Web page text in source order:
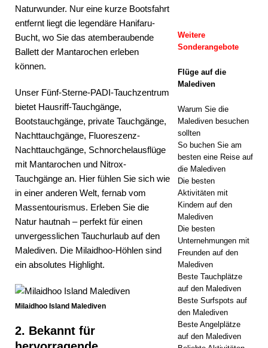
All-
Reisen
STERNE-
RESORTS
2026 ]
Wie Sie
ein
Luxushote
Malediven
Naturwunder. Nur eine kurze Bootsfahrt
entfernt liegt die legendäre Hanifaru-
Bucht, wo Sie das atemberaubende
Ballett der Mantarochen erleben
können.
Unser Fünf-Sterne-PADI-Tauchzentrum
bietet Hausriff-Tauchgänge,
Bootstauchgänge, private Tauchgänge,
Nachttauchgänge, Fluoreszenz-
Nachttauchgänge, Schnorchelausflüge
mit Mantarochen und Nitrox-
Tauchgänge an. Hier fühlen Sie sich wie
in einer anderen Welt, fernab vom
Massentourismus. Erleben Sie die
Natur hautnah – perfekt für einen
unvergesslichen Tauchurlaub auf den
Malediven. Die Milaidhoo-Höhlen sind
ein absolutes Highlight.
Milaidhoo Island Malediven
2. Bekannt für
Weitere
Sonderangebote
Flüge auf die
Malediven
Warum Sie die
Malediven besuchen
sollten
So buchen Sie am
besten eine Reise auf
die Malediven
Die besten
Aktivitäten mit
Kindern auf den
Malediven
Die besten
Unternehmungen mit
Freunden auf den
Malediven
Beste Tauchplätze
auf den Malediven
Beste Surfspots auf
den Malediven
Beste Angelplätze
auf den Malediven